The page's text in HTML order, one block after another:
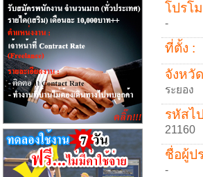
โปรโ
-
ที่ตั้ง :
จังหวั
ระยอง
รหัสไ
21160
ชื่อผู้ป
-